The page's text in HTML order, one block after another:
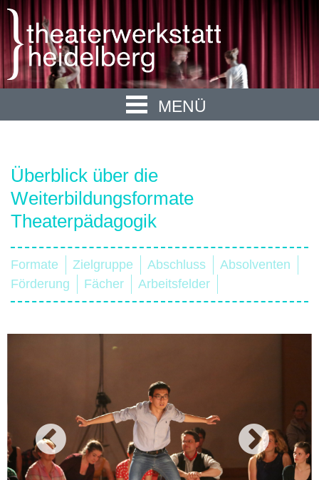
MENÜ
Überblick über die
Weiterbildungsformate
Theaterpädagogik
Formate Zielgruppe Abschluss
Absolventen
Förderung
Fächer Arbeitsfelder
prev next